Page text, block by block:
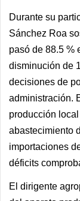
Durante su
Sánchez Roa
pasó de 88.5 %
disminución de
decisiones de
administración.
producción
abastecimiento
importaciones
déficits
El dirigente